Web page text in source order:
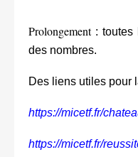
Prolongement: toutes
des nombres.
Des liens utiles pour
https://micetf.fr/
https://micetf.fr/